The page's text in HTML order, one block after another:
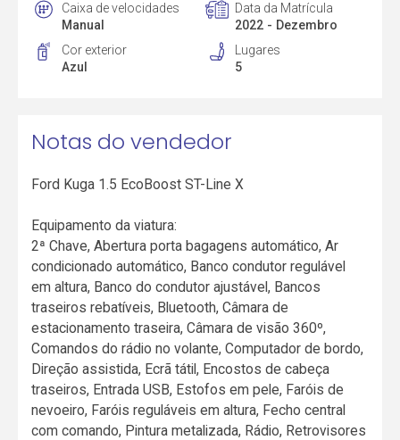
Caixa de velocidades
Manual
Data da Matrícula
2022 - Dezembro
Cor exterior
Azul
Lugares
5
Notas do vendedor
Ford Kuga 1.5 EcoBoost ST-Line X
Equipamento da viatura:
2ª Chave, Abertura porta bagagens automático, Ar
condicionado automático, Banco condutor regulável
em altura, Banco do condutor ajustável, Bancos
traseiros rebatíveis, Bluetooth, Câmara de
estacionamento traseira, Câmara de visão 360º,
Comandos do rádio no volante, Computador de bordo,
Direção assistida, Ecrã tátil, Encostos de cabeça
traseiros, Entrada USB, Estofos em pele, Faróis de
nevoeiro, Faróis reguláveis em altura, Fecho central
com comando, Pintura metalizada, Rádio, Retrovisores